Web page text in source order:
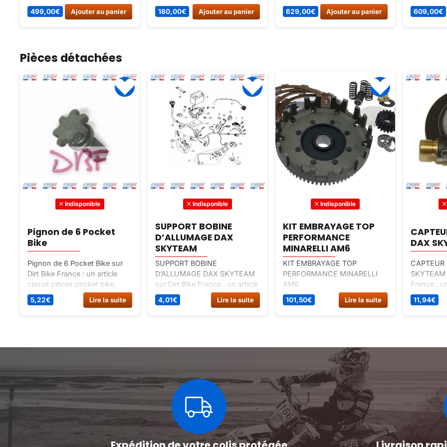
France. Idéal pour les enfants
de 4 à 8 ans, cette moto
499,00€ Ajouter au panier
Vehicules electriques.
180,00€ Ajouter au panier
la marque française Apollo.
Idéal pour les enfants de 3 à 6
629,00€ Ajouter au panier
et
609,00€
Pièces détachées
Indisponible
Pignon de 6 Pocket
Bike
Pignon de 6 Pocket Bike sur
Dirt Bike France : un article
classé pièces pocket bike,
spécial pièces détachées
pocket bike.
5,22€ Lire la suite
Indisponible
SUPPORT BOBINE
D’ALLUMAGE DAX
SKYTEAM
SUPPORT BOBINE
D’ALLUMAGE DAX SKYTEAM
sur Dirt Bike France : un article
classé pièces détachées dax
12v, spécial allumage-
4,01€ Lire la suite
Indisponible
KIT EMBRAYAGE TOP
PERFORMANCE
MINARELLI AM6
KIT EMBRAYAGE TOP
PERFORMANCE MINARELLI
AM6
101,50€ Lire la suite
DAX
CAPTEUR
France :
pièces
spécial
11,94€